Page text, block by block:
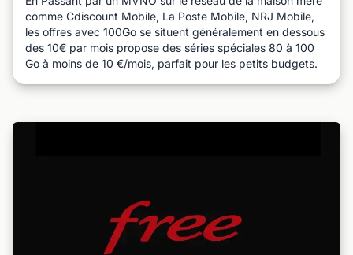
comme Cdiscount Mobile, La Poste Mobile, NRJ Mobile,
les offres avec 100Go se situent généralement en dessous
des 10€ par mois propose des séries spéciales 80 à 100
Go à moins de 10 €/mois, parfait pour les petits budgets.